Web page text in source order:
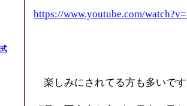
https://www.youtube.com/
楽しみにされてる方も多いで